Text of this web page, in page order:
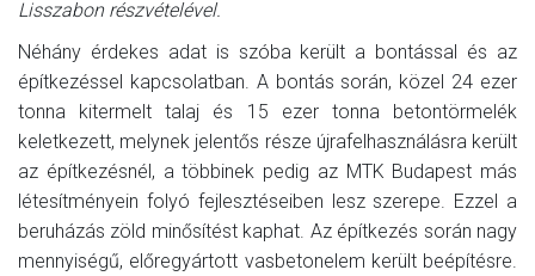
Lisszabon részvételével.
Néhány érdekes adat is szóba került a bontással és az
építkezéssel kapcsolatban. A bontás során, közel 24 ezer
tonna kitermelt talaj és 15 ezer tonna betontörmelék
keletkezett, melynek jelentős része újrafelhasználásra került
az építkezésnél, a többinek pedig az MTK Budapest más
létesítményein folyó fejlesztéseiben lesz szerepe. Ezzel a
beruházás zöld minősítést kaphat. Az építkezés során nagy
mennyiségű, előregyártott vasbetonelem került beépítésre.